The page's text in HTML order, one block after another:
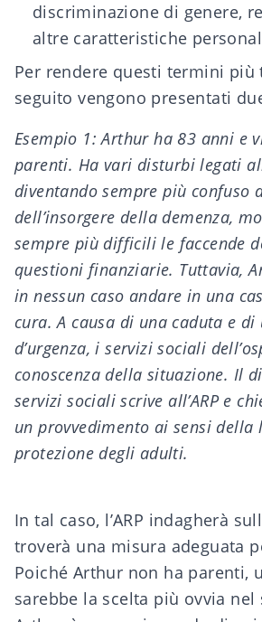
discriminazione di genere,
altre caratteristiche
Per rendere questi termini più
seguito vengono presentati
Esempio 1: Arthur ha 83 anni e
parenti. Ha vari disturbi legati
diventando sempre più confuso
dell’insorgere della demenza,
sempre più difficili le faccende
questioni finanziarie. Tuttavia,
in nessun caso andare in una
cura. A causa di una caduta e di
d’urgenza, i servizi sociali
conoscenza della situazione. Il
servizi sociali scrive all’ARP e
un provvedimento ai sensi della
protezione degli adulti.
In tal caso, l’ARP indagherà
troverà una misura adeguata
Poiché Arthur non ha parenti,
sarebbe la scelta più ovvia nel